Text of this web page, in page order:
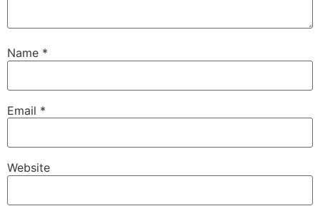
Name *
Email *
Website